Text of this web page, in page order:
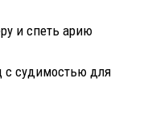
и спеть арию
с судимостью для